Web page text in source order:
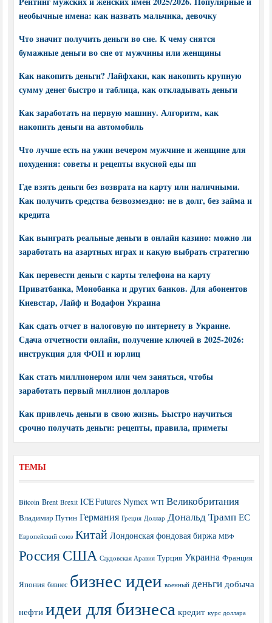
необычные имена: как назвать мальчика, девочку
Что значит получить деньги во сне. К чему снятся
бумажные деньги во сне от мужчины или женщины
Как накопить деньги? Лайфхаки, как накопить крупную
сумму денег быстро и таблица, как откладывать деньги
Как заработать на первую машину. Алгоритм, как
накопить деньги на автомобиль
Что лучше есть на ужин вечером мужчине и женщине для
похудения: советы и рецепты вкусной еды пп
Где взять деньги без возврата на карту или наличными.
Как получить средства безвозмездно: не в долг, без займа и
кредита
Как выиграть реальные деньги в онлайн казино: можно ли
заработать на азартных играх и какую выбрать стратегию
Как перевести деньги с карты телефона на карту
Приватбанка, Монобанка и других банков. Для абонентов
Киевстар, Лайф и Водафон Украина
Как сдать отчет в налоговую по интернету в Украине.
Сдача отчетности онлайн, получение ключей в 2025-2026:
инструкция для ФОП и юрлиц
Как стать миллионером или чем заняться, чтобы
заработать первый миллион долларов
Как привлечь деньги в свою жизнь. Быстро научиться
срочно получать деньги: рецепты, правила, приметы
ТЕМЫ
Bitcoin Brent Brexit ICE Futures Nymex WTI Великобритания
Владимир Путин Германия Греция Доллар Дональд Трамп ЕС
Европейский союз Китай Лондонская фондовая биржа МВФ
РоссияСША Саудовская Аравия Турция Украина Франция
Япония бизнес бизнес идеи военный деньги добыча
нефти идеи для бизнеса кредит курс доллара